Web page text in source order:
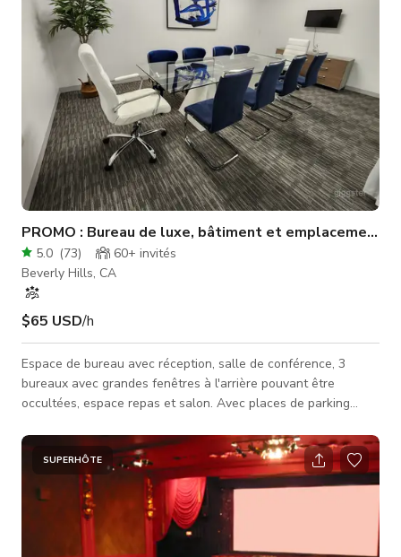
elle a servi d
PROMO : Bureau de luxe, bâtiment et emplacement
5.0 (73) 60+ invités
Beverly Hills, CA
$65 USD/h
Espace de bureau avec réception, salle de conférence, 3
bureaux avec grandes fenêtres à l'arrière pouvant être
occultées, espace repas et salon. Avec places de parking
SUPERHÔTE